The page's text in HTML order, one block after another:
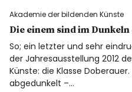
f I P
Akademie der bildenden Künste
Die einem sind im
So; ein letzter und sehr
der Jahresausstellung 2012
Künste: die Klasse
abgedunkelt –…